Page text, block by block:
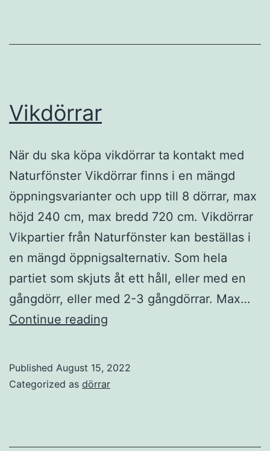
Vikdörrar
När du ska köpa vikdörrar ta kontakt med
Naturfönster Vikdörrar finns i en mängd
öppningsvarianter och upp till 8 dörrar, max
höjd 240 cm, max bredd 720 cm. Vikdörrar
Vikpartier från Naturfönster kan beställas i
en mängd öppnigsalternativ. Som hela
partiet som skjuts åt ett håll, eller med en
gångdörr, eller med 2-3 gångdörrar. Max…
Continue reading
Published August 15, 2022
Categorized as dörrar